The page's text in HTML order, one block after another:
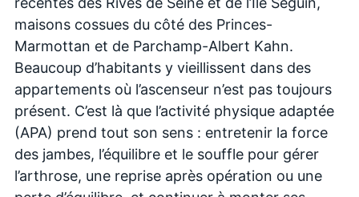
maisons cossues du côté des Princes-
Marmottan et de Parchamp-Albert Kahn.
Beaucoup d’habitants y vieillissent dans des
appartements où l’ascenseur n’est pas toujours
présent. C’est là que l’activité physique adaptée
(APA) prend tout son sens : entretenir la force
des jambes, l’équilibre et le souffle pour gérer
l’arthrose, une reprise après opération ou une